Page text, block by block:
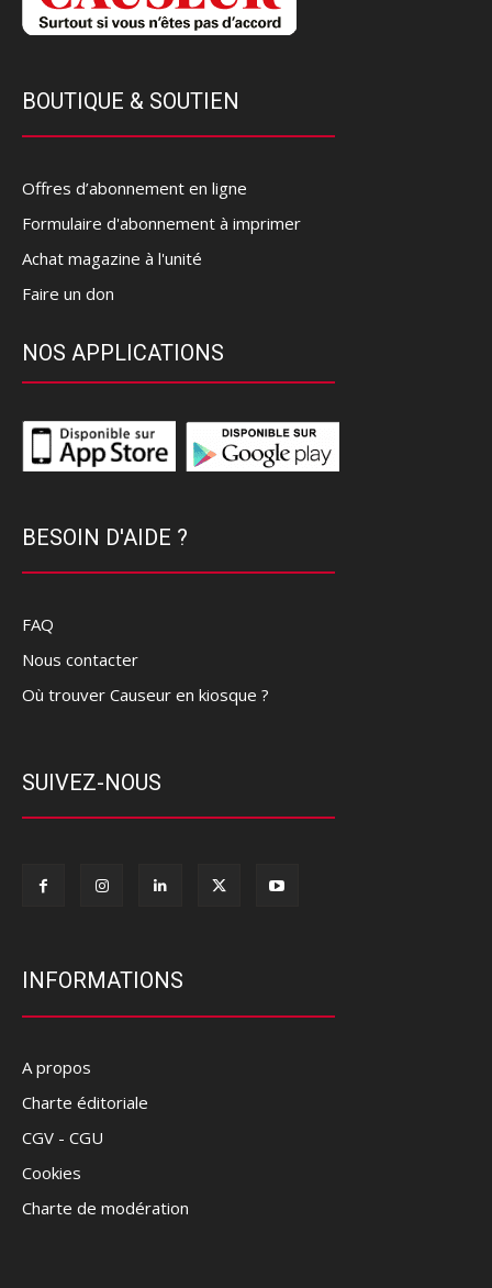
BOUTIQUE & SOUTIEN
Offres d’abonnement en ligne
Formulaire d'abonnement à imprimer
Achat magazine à l'unité
Faire un don
NOS APPLICATIONS
BESOIN D'AIDE ?
FAQ
Nous contacter
Où trouver Causeur en kiosque ?
SUIVEZ-NOUS
INFORMATIONS
A propos
Charte éditoriale
CGV - CGU
Cookies
Charte de modération